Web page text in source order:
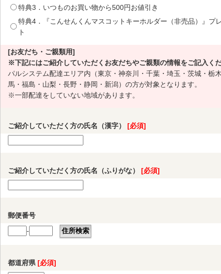
特典3．いつものお買い物から500円お値引き
特典4．『こんせんくんマスコットキーホルダー（非売品）』プ
ト
[お友だち・ご親類用]
※下記にはご紹介していただくお友だちやご親類の情報をご記入く
パルシステム配達エリア内（東京・神奈川・千葉・埼玉・茨城・栃
馬・福島・山梨・長野・静岡・新潟）の方が対象となります。
※一部配達をしていない地域があります。
ご紹介していただく方の氏名（漢字） [必須]
ご紹介していただく方の氏名（ふりがな） [必須]
郵便番号
-
都道府県 [必須]